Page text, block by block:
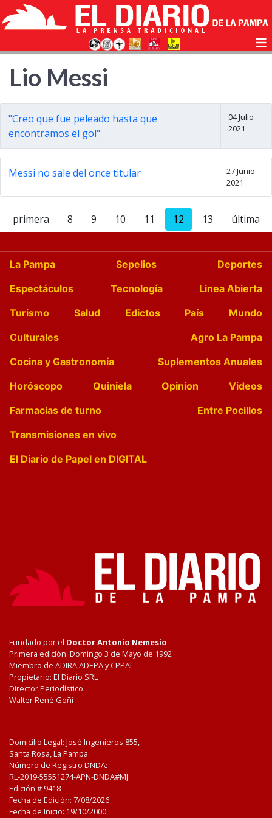
Lio Messi
"Creo que fue peleado hasta que
encontramos el gol"
04 Julio
2021
Messi no sale del once titular
27 Junio
2021
primera 8 9 10 11 12 13 última
La Pampa Sepelios
Deportes
Espectáculos
Tecnología
Linea Abierta
Turismo
Salud Edictos País
Mundo
Culturales
Agro La Pampa
Cocina y Gastronomía
Suplementos Anuales
Horóscopo
Quiniela Opinion
Videos
Farmacias de turno
Entre Pocillos
Transmisiones en vivo
El Diario de Papel en DIGITAL
Fundado por el Doctor Antonio Nemesio
Primera edición: Domingo 3 de Mayo de 1992
Miembro de ADIRA,ADEPA y CPPAL
Propietario: El Diario SRL
Director Periodístico:
Walter René Goñi
Domicilio Legal: José Ingenieros 855,
Santa Rosa, La Pampa.
Número de Registro DNDA:
RL-2019-55551274-APN-DNDA#MJ
Edición # 9418
Fecha de Edición: 7/08/2026
Fecha de Inicio: 19/10/2000